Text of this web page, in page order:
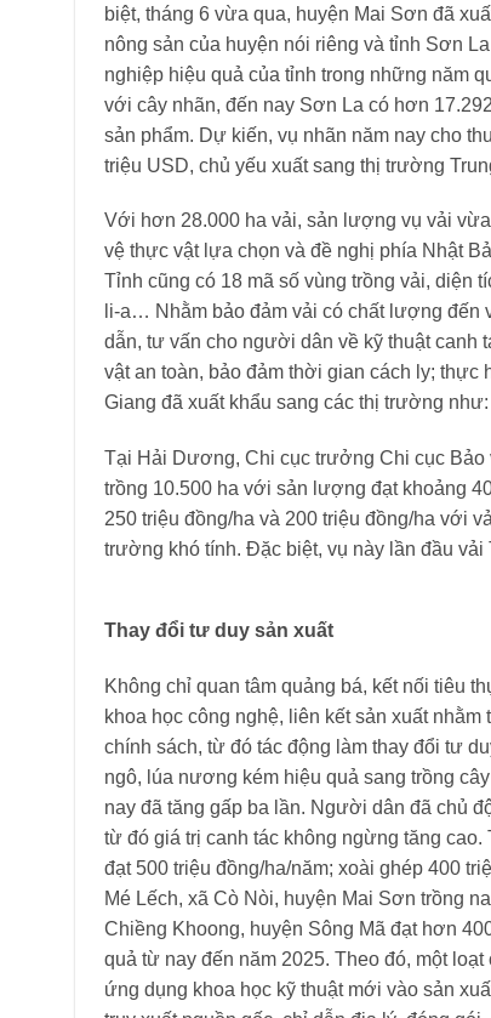
biệt, tháng 6 vừa qua, huyện Mai Sơn đã
nông sản của huyện nói riêng và tỉnh Sơn
nghiệp hiệu quả của tỉnh trong những năm
với cây nhãn, đến nay Sơn La có hơn
sản phẩm. Dự kiến, vụ nhãn năm nay cho
triệu USD, chủ yếu xuất sang thị trường
Với hơn 28.000 ha vải, sản lượng vụ vải
vệ thực vật lựa chọn và đề nghị phía Nhật
Tỉnh cũng có 18 mã số vùng trồng vải, diện
li-a… Nhằm bảo đảm vải có chất lượng
dẫn, tư vấn cho người dân về kỹ thuật canh
vật an toàn, bảo đảm thời gian cách ly; thực
Giang đã xuất khẩu sang các thị trường
Tại Hải Dương, Chi cục trưởng Chi cục Bảo
trồng 10.500 ha với sản lượng đạt khoảng
250 triệu đồng/ha và 200 triệu đồng/ha với
trường khó tính. Đặc biệt, vụ này lần đầu
Thay đổi tư duy sản xuất
Không chỉ quan tâm quảng bá, kết nối tiêu
khoa học công nghệ, liên kết sản xuất
chính sách, từ đó tác động làm thay đổi tư
ngô, lúa nương kém hiệu quả sang trồng
nay đã tăng gấp ba lần. Người dân đã chủ
từ đó giá trị canh tác không ngừng tăng
đạt 500 triệu đồng/ha/năm; xoài ghép 400
Mé Lếch, xã Cò Nòi, huyện Mai Sơn trồng
Chiềng Khoong, huyện Sông Mã đạt hơn
quả từ nay đến năm 2025. Theo đó, một
ứng dụng khoa học kỹ thuật mới vào sản